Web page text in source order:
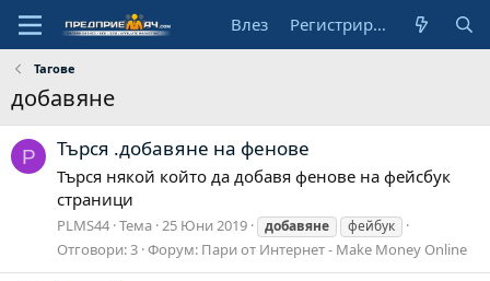
Влез Регистрирай се
Тагове
добавяне
P Търся .добавяне на фенове
Търся някой който да добавя фенове на фейсбук
страници
PLMS44 Тема 25 Юни 2019 добавяне фейбук
Отговори: 3 Форум: Пари от Интернет - Make Money Online